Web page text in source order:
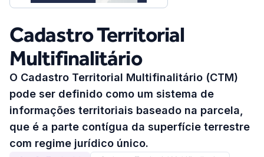
Cadastro Territorial
Multifinalitário
O Cadastro Territorial Multifinalitário (CTM)
pode ser definido como um sistema de
informações territoriais baseado na parcela,
que é a parte contígua da superfície terrestre
com regime jurídico único.